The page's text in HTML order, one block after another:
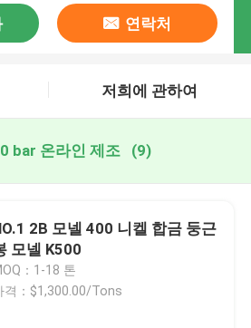
연락처
저희에 관하여
bar 온라인 제조 (9)
2B 모넬 400 니켈 합금 둥근
모넬 K500
：1-18 톤
격：$1,300.00/Tons